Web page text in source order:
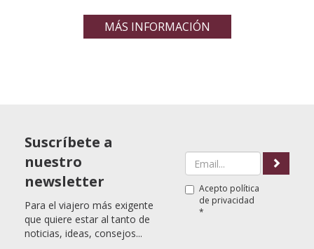
MÁS INFORMACIÓN
Suscríbete a
nuestro
newsletter
Para el viajero más exigente
que quiere estar al tanto de
noticias, ideas, consejos...
Acepto política
de privacidad
*